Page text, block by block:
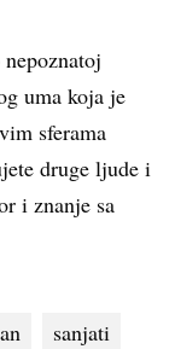
uma koja je
sferama
druge ljude i
i znanje sa
sanjati